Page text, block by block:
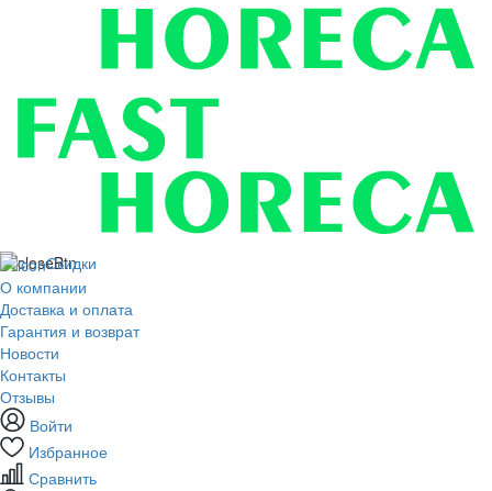
Скидки
О компании
Доставка и оплата
Гарантия и возврат
Новости
Контакты
Отзывы
Войти
Избранное
Сравнить